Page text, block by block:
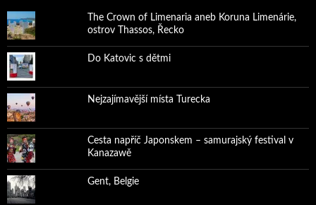
The Crown of Limenaria aneb Koruna Limenárie,
ostrov Thassos, Řecko
Do Katovic s dětmi
Nejzajímavější místa Turecka
Cesta napříč Japonskem – samurajský festival v
Kanazawě
Gent, Belgie